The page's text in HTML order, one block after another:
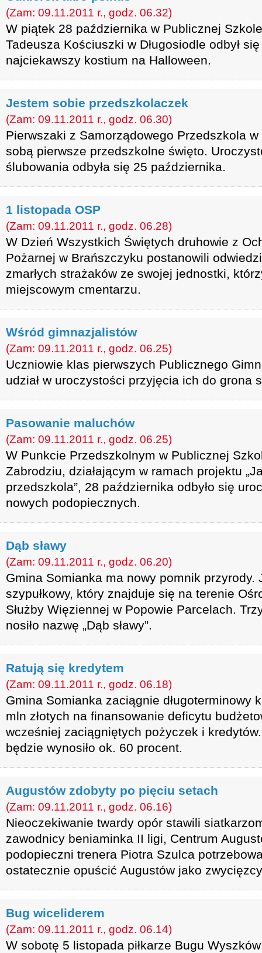
(Zam: 09.11.2011 r., godz. 06.32)
W piątek 28 października w Publicznej
Tadeusza Kościuszki w Długosiodle odbył
najciekawszy kostium na Halloween.
Jestem sobie przedszkolaczek
(Zam: 09.11.2011 r., godz. 06.30)
Pierwszaki z Samorządowego Przedszkola
sobą pierwsze przedszkolne święto.
ślubowania odbyła się 25 października.
1 listopada OSP
(Zam: 09.11.2011 r., godz. 06.28)
W Dzień Wszystkich Świętych druhowie z
Pożarnej w Brańszczyku postanowili
zmarłych strażaków ze swojej jednostki,
miejscowym cmentarzu.
Wśród gimnazjalistów
(Zam: 09.11.2011 r., godz. 06.25)
Uczniowie klas pierwszych Publicznego
udział w uroczystości przyjęcia ich do grona
Pasowanie maluchów
(Zam: 09.11.2011 r., godz. 06.25)
W Punkcie Przedszkolnym w Publicznej
Zabrodziu, działającym w ramach projektu
przedszkola”, 28 października odbyło się
nowych podopiecznych.
Dąb sławy
(Zam: 09.11.2011 r., godz. 06.20)
Gmina Somianka ma nowy pomnik przyrody.
szypułkowy, który znajduje się na terenie
Służby Więziennej w Popowie Parcelach.
nosiło nazwę „Dąb sławy”.
Ratują się kredytem
(Zam: 09.11.2011 r., godz. 06.18)
Gmina Somianka zaciągnie długoterminowy
mln złotych na finansowanie deficytu
wcześniej zaciągniętych pożyczek i
będzie wynosiło ok. 60 procent.
Augustów zdobyty po pięciu setach
(Zam: 09.11.2011 r., godz. 06.16)
Nieoczekiwanie twardy opór stawili
zawodnicy beniaminka II ligi, Centrum
podopieczni trenera Piotra Szulca
ostatecznie opuścić Augustów jako
Bug wiceliderem
(Zam: 09.11.2011 r., godz. 06.14)
W sobotę 5 listopada piłkarze Bugu